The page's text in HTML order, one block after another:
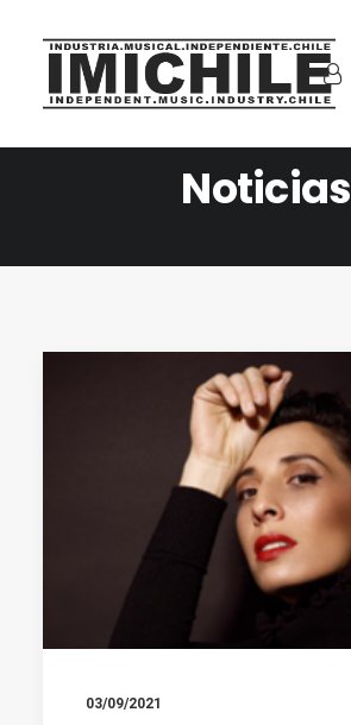
Noticias
03/09/2021